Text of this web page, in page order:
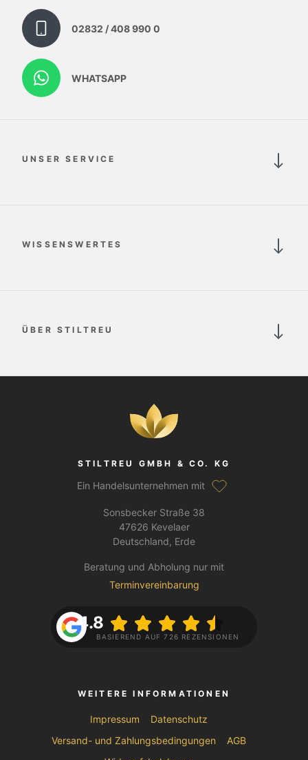
02832 / 408 990 0
WHATSAPP
UNSER SERVICE
WISSENSWERTES
ÜBER STILTREU
STILTREU GMBH & CO. KG
Ein Handelsunternehmen mit
Sonsbecker Straße 38
47626 Kevelaer
Deutschland, Erde
Beratung und Abholung nur mit
Terminvereinbarung
4.8
BASIEREND AUF 726 REZENSIONEN
WEITERE INFORMATIONEN
Impressum
Datenschutz
Versand- und Zahlungsbedingungen
AGB